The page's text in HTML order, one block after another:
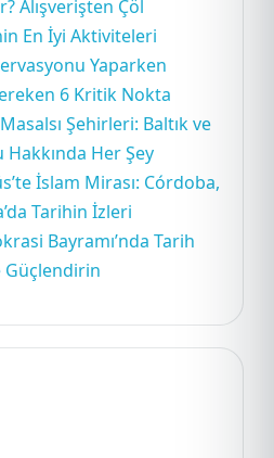
Alışverişten Çöl
En İyi Aktiviteleri
Yaparken
6 Kritik Nokta
Şehirleri: Baltık ve
Her Şey
İslam Mirası: Córdoba,
Tarihin İzleri
Bayramı’nda Tarih
Güçlendirin